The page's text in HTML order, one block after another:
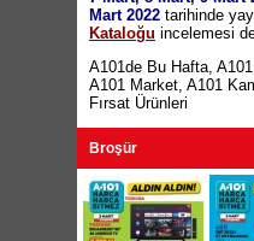
Piranha Darbeli
Piranha Sıcak
Piranha Şarjlı
Piranha Lehim
Piranha 12
79,95 TL
Piranha Akım
Kablosu 79,95
Mermer Desen
Mermer Desen
Mart 2022 tarihinde
Kataloğu incelemesi
A101de Bu Hafta
A101 Market A101
Fırsat Ürünleri
Broşür